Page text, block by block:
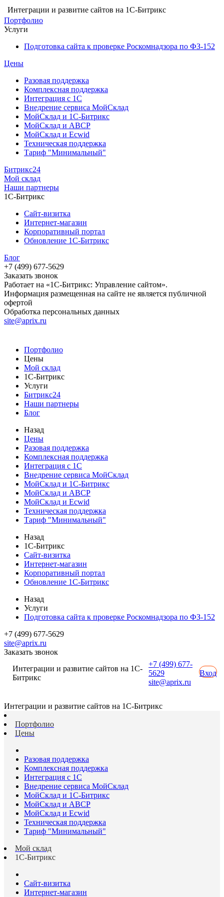
Интеграции и развитие сайтов на 1С-Битрикс
Портфолио
Услуги
Подготовка сайта к проверке Роскомнадзора по ФЗ-152
Цены
Разовая поддержка
Комплексная поддержка
Интеграция с 1С
Внедрение сервиса МойСклад
МойСклад и 1С-Битрикс
МойСклад и ABCP
МойСклад и Ecwid
Техническая поддержка
Тариф "Минимальный"
Битрикс24
Мой склад
Наши партнеры
1С-Битрикс
Сайт-визитка
Интернет-магазин
Корпоративный портал
Обновление 1С-Битрикс
Блог
+7 (499) 677-5629
Заказать звонок
Работает на «1С-Битрикс: Управление сайтом».
Информация размещенная на сайте не является публичной
офертой
Обработка персональных данных
site@aprix.ru
Портфолио
Цены
Мой склад
1С-Битрикс
Услуги
Битрикс24
Наши партнеры
Блог
Назад
Цены
Разовая поддержка
Комплексная поддержка
Интеграция с 1С
Внедрение сервиса МойСклад
МойСклад и 1С-Битрикс
МойСклад и ABCP
МойСклад и Ecwid
Техническая поддержка
Тариф "Минимальный"
Назад
1С-Битрикс
Сайт-визитка
Интернет-магазин
Корпоративный портал
Обновление 1С-Битрикс
Назад
Услуги
Подготовка сайта к проверке Роскомнадзора по ФЗ-152
+7 (499) 677-5629
site@aprix.ru
Заказать звонок
Интеграции и развитие сайтов на 1С-
Битрикс
+7 (499) 677-
5629
site@aprix.ru
Вход
Интеграции и развитие сайтов на 1С-Битрикс
Портфолио
Цены
Разовая поддержка
Комплексная поддержка
Интеграция с 1С
Внедрение сервиса МойСклад
МойСклад и 1С-Битрикс
МойСклад и ABCP
МойСклад и Ecwid
Техническая поддержка
Тариф "Минимальный"
Мой склад
1С-Битрикс
Сайт-визитка
Интернет-магазин